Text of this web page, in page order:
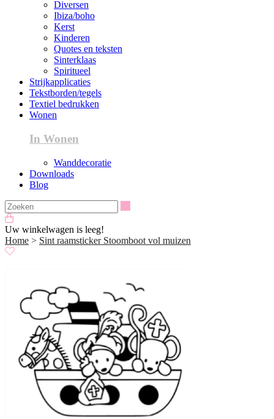
Diversen
Ibiza/boho
Kerst
Kinderen
Quotes en teksten
Sinterklaas
Spiritueel
Strijkapplicaties
Tekstborden/tegels
Textiel bedrukken
Wonen
In Wonen
Wanddecoratie
Downloads
Blog
Uw winkelwagen is leeg!
Home > Sint raamsticker Stoomboot vol muizen